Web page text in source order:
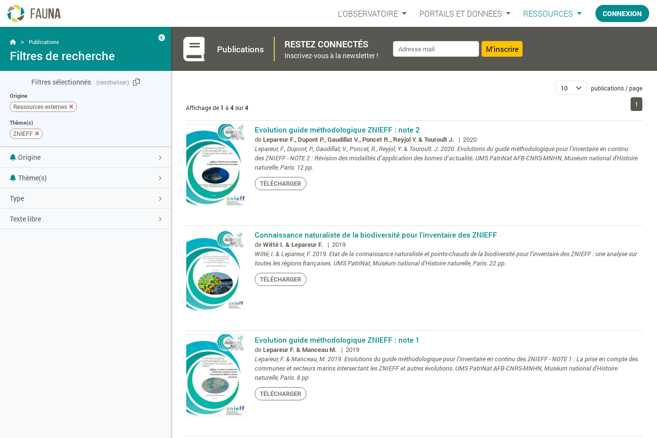
L'OBSERVATOIRE PORTAILS ET DONNÉES RESSOURCES CONNEXION
> Publications
Filtres de recherche
Filtres sélectionnés (réinitialiser)
Origine
Ressources externes
Thème(s)
ZNIEFF
Origine
Thème(s)
Type
Texte libre
Publications RESTEZ CONNECTÉS
Inscrivez-vous à la newsletter !
M'inscrire
Affichage de 1 à 4sur4
publications / page
1
Evolution guide méthodologique ZNIEFF : note 2
deLepareur F., Dupont P., Gaudillat V., Poncet R., Reyjol Y. & Touroult J.
| 2020
Lepareur, F., Dupont, P., Gaudillat, V., Poncet, R., Reyjol, Y. & Touroult. J. 2020. Evolutions du guide méthodologique pour l’inventaire en continu
des ZNIEFF - NOTE 2 : Révision des modalités d’application des bornes d’actualité. UMS PatriNat AFB-CNRS-MNHN, Muséum national d'Histoire
naturelle, Paris. 12 pp.
TÉLÉCHARGER
Connaissance naturaliste de la biodiversité pour l'inventaire des ZNIEFF
deWitté I. & Lepareur F.
| 2019
Witté, I. & Lepareur, F. 2019. Etat de la connaissance naturaliste et points-chauds de la biodiversité pour l’inventaire des ZNIEFF : une analyse sur
toutes les régions françaises. UMS PatriNat, Muséum national d'Histoire naturelle, Paris. 22 pp.
TÉLÉCHARGER
Evolution guide méthodologique ZNIEFF : note 1
deLepareur F. & Manceau M.
| 2019
Lepareur, F. & Manceau, M. 2019. Evolutions du guide méthodologique pour l’inventaire en continu des ZNIEFF - NOTE 1 : La prise en compte des
communes et secteurs marins intersectant les ZNIEFF et autres évolutions. UMS PatriNat AFB-CNRS-MNHN, Muséum national d'Histoire
naturelle, Paris. 8 pp
TÉLÉCHARGER